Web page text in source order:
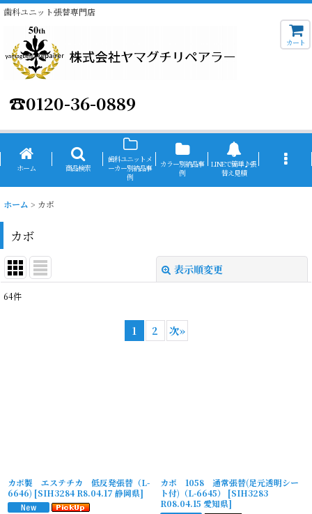
歯科ユニット張替専門店
☎0120-36-0889
カート
ホーム 商品検索
歯科ユニットメ
ーカー別納品事
例
カラー別納品事
例
LINEで簡単♪張
替え見積
ホーム > カボ
カボ
表示順変更
64件
1 2 次»
カボ製 エステチカ 低反発張替（L-
6646) [SIH3284 R8.04.17 静岡県]
カボ 1058 通常張替(足元透明シー
ト付)（L-6645）
[SIH3283
R08.04.15 愛知県]